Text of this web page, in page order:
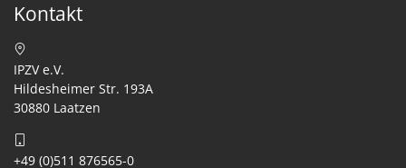
Kontakt
IPZV e.V.
Hildesheimer Str. 193A
30880 Laatzen
+49 (0)511 876565-0